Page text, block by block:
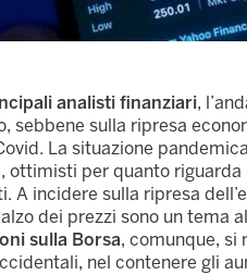
analisti finanziari,
sebbene sulla ripresa
La situazione
ottimisti per quanto
incidere sulla ripresa
dei prezzi sono un tema
sulla Borsa, comunque, si
nel contenere gli